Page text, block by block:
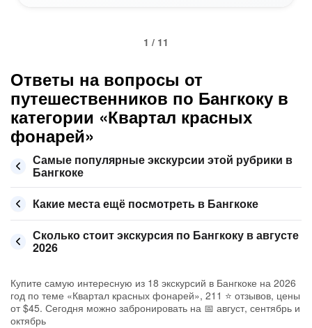
1 / 11
Ответы на вопросы от
путешественников по Бангкоку в
категории «Квартал красных
фонарей»
Самые популярные экскурсии этой рубрики в
Бангкоке
Какие места ещё посмотреть в Бангкоке
Сколько стоит экскурсия по Бангкоку в августе
2026
Купите самую интересную из 18 экскурсий в Бангкоке на 2026
год по теме «Квартал красных фонарей», 211 ⭐ отзывов, цены
от $45. Сегодня можно забронировать на 📅 август, сентябрь и
октябрь